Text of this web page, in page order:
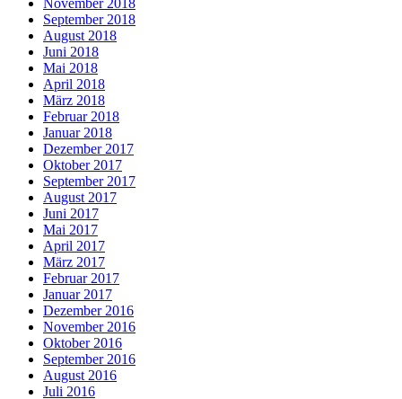
November 2018
September 2018
August 2018
Juni 2018
Mai 2018
April 2018
März 2018
Februar 2018
Januar 2018
Dezember 2017
Oktober 2017
September 2017
August 2017
Juni 2017
Mai 2017
April 2017
März 2017
Februar 2017
Januar 2017
Dezember 2016
November 2016
Oktober 2016
September 2016
August 2016
Juli 2016